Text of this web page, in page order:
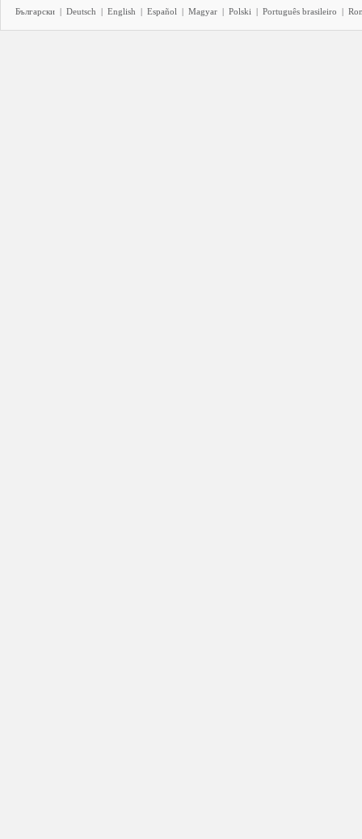
Български | Deutsch | English | Español | Magyar | Polski | Português brasileiro |